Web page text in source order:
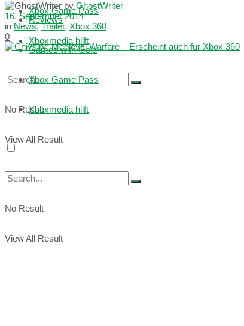
Xbox Game Pass
Xboxmedia hilft
No Result
View All Result
Reviews
Games with Gold
Xbox Game Pass
Xboxmedia hilft
No Result
View All Result
by GhostWriter
16. September 2014
in News,Trailer, Xbox 360
0